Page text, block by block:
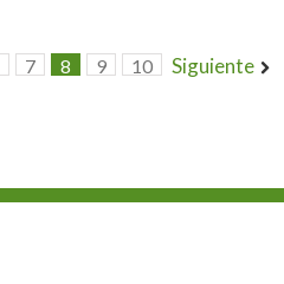
7 8 9 10 Siguiente